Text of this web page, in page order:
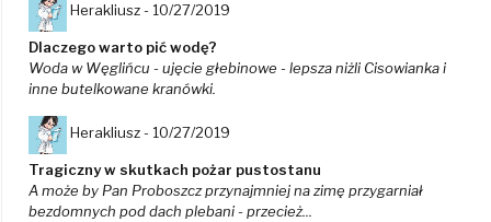
Herakliusz - 10/27/2019
Dlaczego warto pić wodę?
Woda w Węglińcu - ujęcie głebinowe - lepsza niżli Cisowianka i
inne butelkowane kranówki.
Herakliusz - 10/27/2019
Tragiczny w skutkach pożar pustostanu
A może by Pan Proboszcz przynajmniej na zimę przygarniał
bezdomnych pod dach plebani - przecież...